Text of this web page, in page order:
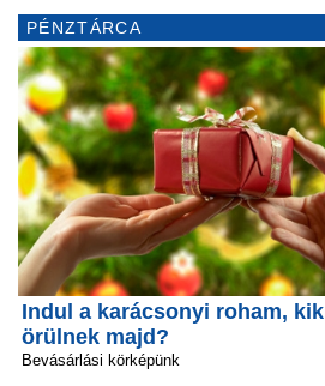
PÉNZTÁRCA
Indul a karácsonyi roham, kik
örülnek majd?
Bevásárlási körképünk